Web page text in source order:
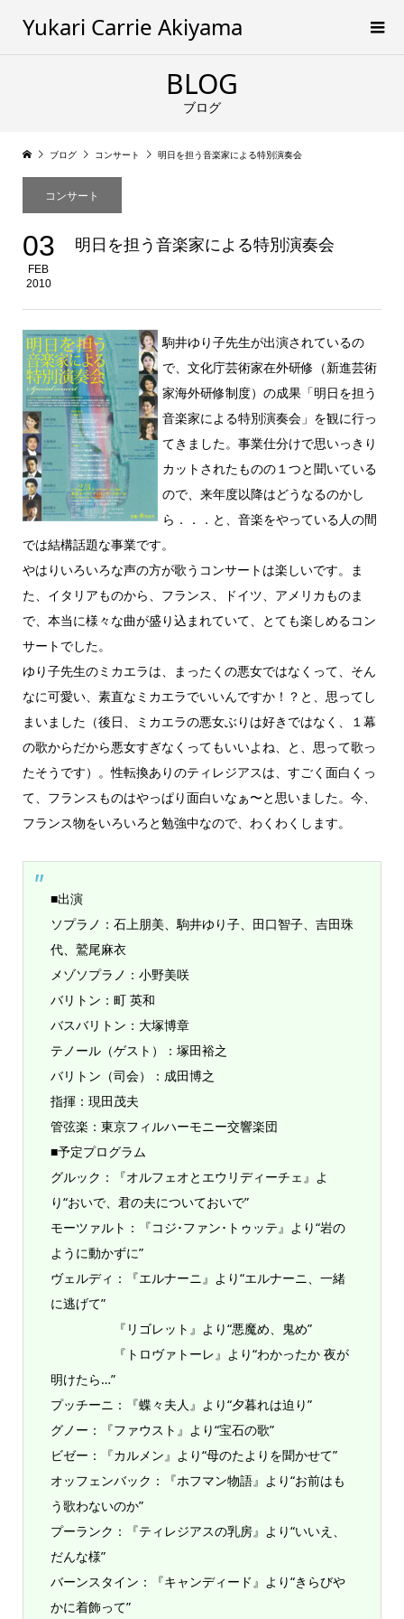
Yukari Carrie Akiyama
BLOG
ブログ
ブログ コンサート 明日を担う音楽家による特別演奏会
コンサート
03
FEB
2010
明日を担う音楽家による特別演奏会
駒井ゆり子先生が出演されているの
で、文化庁芸術家在外研修（新進芸術
家海外研修制度）の成果「明日を担う
音楽家による特別演奏会」を観に行っ
てきました。事業仕分けで思いっきり
カットされたものの１つと聞いている
ので、来年度以降はどうなるのかし
ら．．．と、音楽をやっている人の間
では結構話題な事業です。
やはりいろいろな声の方が歌うコンサートは楽しいです。ま
た、イタリアものから、フランス、ドイツ、アメリカものま
で、本当に様々な曲が盛り込まれていて、とても楽しめるコン
サートでした。
ゆり子先生のミカエラは、まったくの悪女ではなくって、そん
なに可愛い、素直なミカエラでいいんですか！？と、思ってし
まいました（後日、ミカエラの悪女ぶりは好きではなく、１幕
の歌からだから悪女すぎなくってもいいよね、と、思って歌っ
たそうです）。性転換ありのティレジアスは、すごく面白くっ
て、フランスものはやっぱり面白いなぁ〜と思いました。今、
フランス物をいろいろと勉強中なので、わくわくします。
■出演
ソプラノ：石上朋美、駒井ゆり子、田口智子、吉田珠
代、鷲尾麻衣
メゾソプラノ：小野美咲
バリトン：町 英和
バスバリトン：大塚博章
テノール（ゲスト）：塚田裕之
バリトン（司会）：成田博之
指揮：現田茂夫
管弦楽：東京フィルハーモニー交響楽団
■予定プログラム
グルック：『オルフェオとエウリディーチェ』よ
り“おいで、君の夫についておいで”
モーツァルト：『コジ･ファン･トゥッテ』より“岩の
ように動かずに”
ヴェルディ：『エルナーニ』より“エルナーニ、一緒
に逃げて”
『リゴレット』より“悪魔め、鬼め”
『トロヴァトーレ』より“わかったか 夜が
明けたら…”
プッチーニ：『蝶々夫人』より“夕暮れは迫り”
グノー：『ファウスト』より“宝石の歌”
ビゼー：『カルメン』より“母のたよりを聞かせて”
オッフェンバック：『ホフマン物語』より“お前はも
う歌わないのか”
プーランク：『ティレジアスの乳房』より“いいえ、
だんな様”
バーンスタイン：『キャンディード』より“きらびや
かに着飾って”